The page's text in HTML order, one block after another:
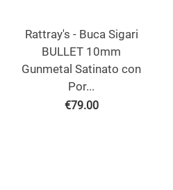
Rattray's - Buca Sigari
BULLET 10mm
Gunmetal Satinato con
Por...
€79.00